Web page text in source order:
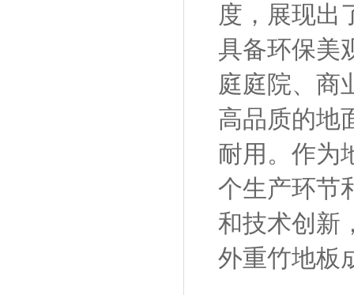
度，展现出
具备环保美
庭庭院、商
高品质的地
耐用。作为
个生产环节
和技术创新
外重竹地板